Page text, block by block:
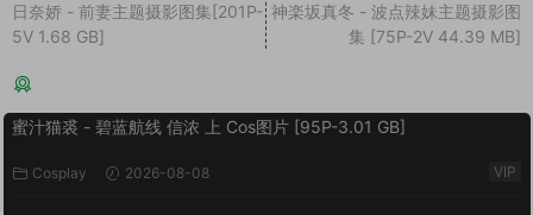
日奈娇 - 前妻主题摄影图集[201P-
5V 1.68 GB]
神楽坂真冬 - 波点辣妹主题摄影图
集 [75P-2V 44.39 MB]
蜜汁猫裘 - 碧蓝航线 信浓 上 Cos图片 [95P-3.01 GB]
Cosplay 2026-08-08 VIP